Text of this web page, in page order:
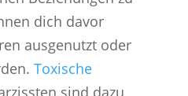
dich davor
ausgenutzt oder
Toxische
sind dazu